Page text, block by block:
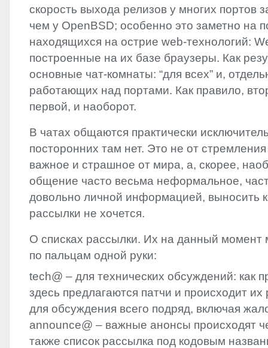
скорость выхода релизов у многих портов
чем у OpenBSD; особенно это заметно на
находящихся на острие web-технологий:
построенные на их базе браузеры. Как
основные чат-комнаты: “для всех” и,
работающих над портами. Как правило,
первой, и наоборот.
В чатах общаются практически
посторонних там нет. Это не от стремления
важное и страшное от мира, а, скорее,
общение часто весьма неформальное,
довольно личной информацией, выносить
рассылки не хочется.
О списках рассылки. Их на данный момент
по пальцам одной руки:
tech@ – для технических обсуждений: как
здесь предлагаются патчи и происходит
для обсуждения всего подряд, включая
announce@ – важные анонсы происходят
также список рассылка под кодовым